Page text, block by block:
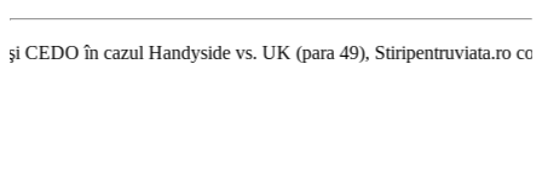
Handyside vs. UK (para 49), Stiripentruviata.ro consideră că